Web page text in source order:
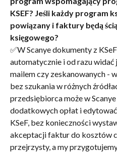
KSEF? Jeśli każdy program
powiązany i faktury będą
księgowego?
✅W Scanye dokumenty z
automatycznie i od razu
mailem czy zeskanowanych -
bez szukania w różnych
przedsiębiorca może w
dodatkowych opłat i
KSeF, bez konieczności
akceptacji faktur do kosztów
przejrzysty, a my